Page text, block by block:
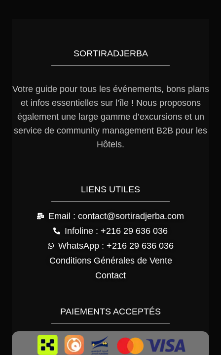
SORTIRADJERBA
Votre guide pour tous les événements, bons plans
et infos essentielles sur l’île ! Nous proposons
également une large gamme d’excursions et un
service de community management B2B pour les
Hôtels.
LIENS UTILES
Email : contact@sortiradjerba.com
Infoline : +216 29 636 036
WhatsApp : +216 29 636 036
Conditions Générales de Vente
Contact
PAIEMENTS ACCEPTÉS